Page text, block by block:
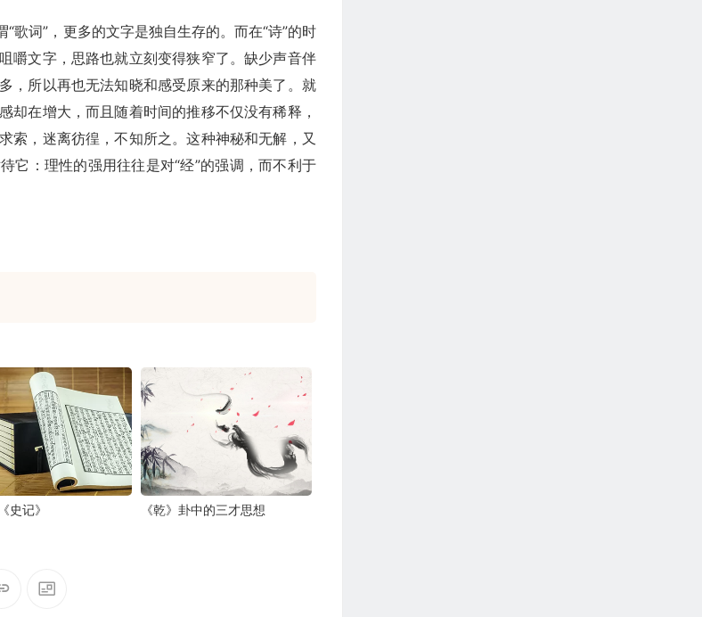
歌词”，更多的文字是独自生存的。而在“诗”的时
嚼文字，思路也就立刻变得狭窄了。缺少声音伴
，所以再也无法知晓和感受原来的那种美了。就
却在增大，而且随着时间的推移不仅没有稀释，
索，迷离彷徨，不知所之。这种神秘和无解，又
它：理性的强用往往是对“经”的强调，而不利于
史记》 《乾》卦中的三才思想